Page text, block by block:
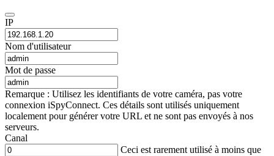
IP
Nom d'utilisateur
Mot de passe
Remarque : Utilisez les identifiants de votre caméra, pas votre
connexion iSpyConnect. Ces détails sont utilisés uniquement
localement pour générer votre URL et ne sont pas envoyés à nos
serveurs.
Canal
Ceci est rarement utilisé à moins que